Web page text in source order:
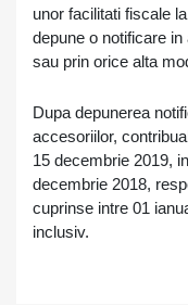
unor facilitati fiscale
depune o notificare
sau prin orice alta
Dupa depunerea
accesoriilor,
15 decembrie 2019,
decembrie 2018,
cuprinse intre 01
inclusiv.